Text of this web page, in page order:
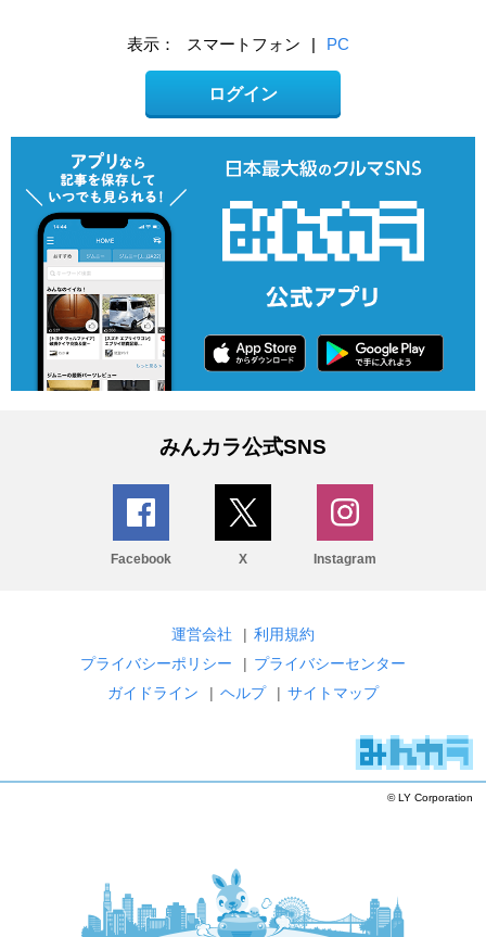
表示： スマートフォン | PC
ログイン
みんカラ公式SNS
Facebook X Instagram
運営会社 | 利用規約
プライバシーポリシー
| プライバシーセンター
ガイドライン
| ヘルプ | サイトマップ
© LY Corporation